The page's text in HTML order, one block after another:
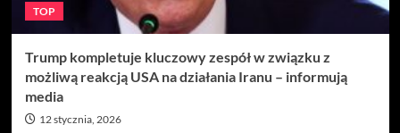
TOP
Trump kompletuje kluczowy zespół w związku z
możliwą reakcją USA na działania Iranu – informują
media
12 stycznia, 2026